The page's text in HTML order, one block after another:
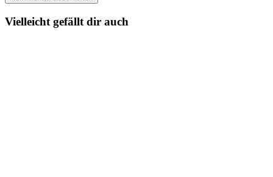
Vielleicht gefällt dir auch